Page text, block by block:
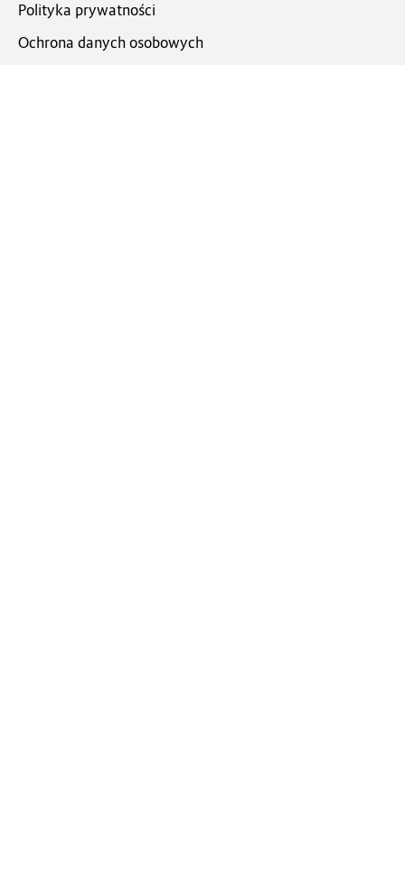
Polityka prywatności
Ochrona danych osobowych